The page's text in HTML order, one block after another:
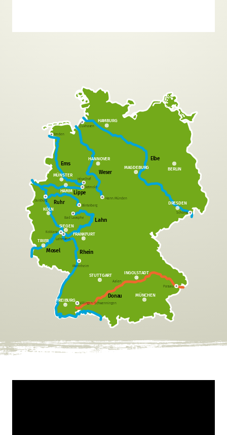
Rhein
Lahn
Mosel
Weser
Lippe
Ruhr
Passau
MAGDEBURG
HAMM
MÜNSTER
Ems
TRIER
SIEGEN
KÖLN
FRANKFURT
Villingen-Schwenningen
Donau
Hann. Münden
Schöna
Winterberg
Detmold
Hövelhof
DRESDEN
BERLIN
HANNOVER
HAMBURG
Elbe
Cuxhaven
Emden
INGOLSTADT
STUTTGART
MÜNCHEN
FREIBURG
Duisburg
Bad Laasphe
Koblenz
Lahnstein
Mannheim
Aalen